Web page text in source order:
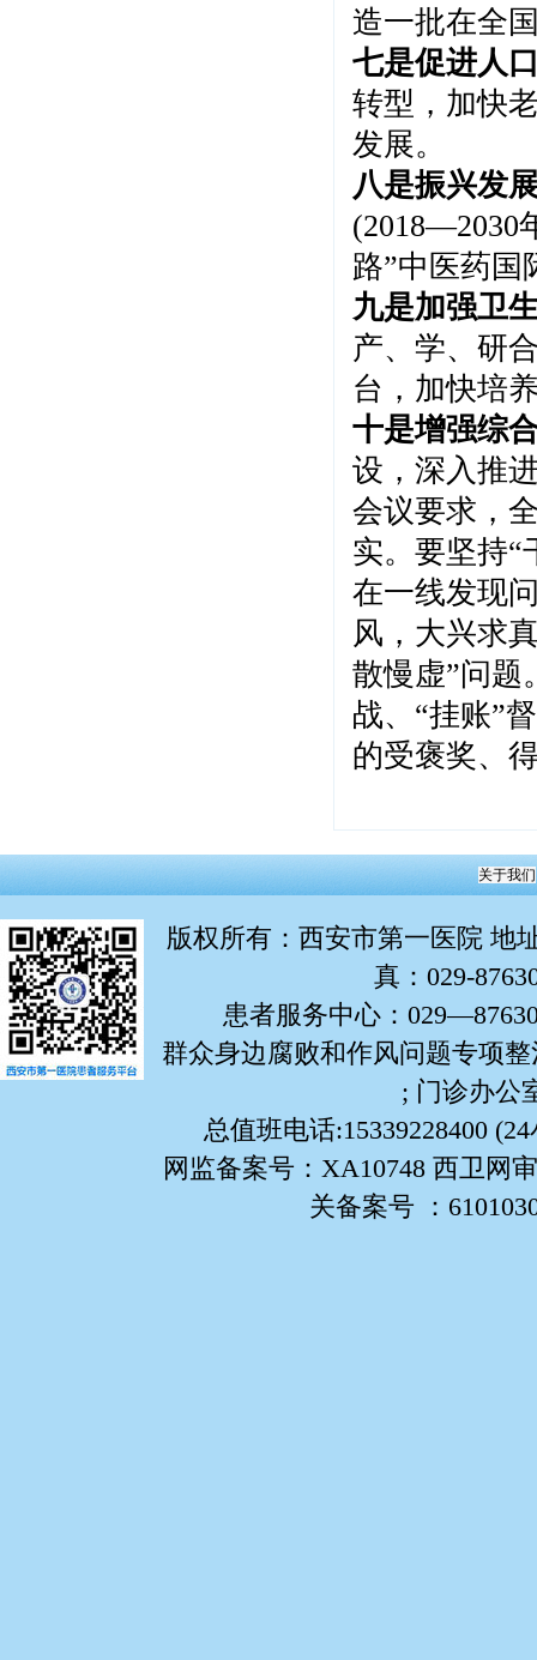
造一批在全
七是促进人
转型，加快
发展。
八是振兴发
(2018—2030
路”中医药国
九是加强卫
产、学、研
台，加快培
十是增强综
设，深入推
会议要求，
实。要坚持“
在一线发现
风，大兴求
散慢虚”问题
战、“挂账”
的受褒奖、
关于我们
版权所有 ：西安市第一医院 地
真：029-
患者服务中心：
群众身边腐败和作风问题专项
; 门诊办公
总值班电话:15339228400
网监备案号：XA10748 西卫网
关备案号 ：